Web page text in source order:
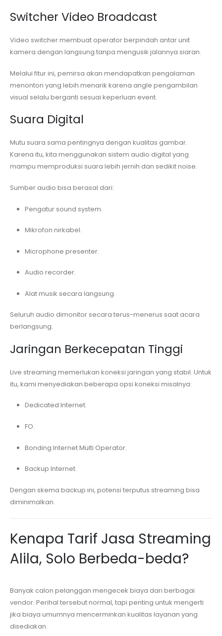
Switcher Video Broadcast
Video switcher membuat operator berpindah antar unit
kamera dengan langsung tanpa mengusik jalannya siaran.
Melalui fitur ini, pemirsa akan mendapatkan pengalaman
menonton yang lebih menarik karena angle pengambilan
visual selalu berganti sesuai keperluan event.
Suara Digital
Mutu suara sama pentingnya dengan kualitas gambar.
Karena itu, kita menggunakan sistem audio digital yang
mampu memproduksi suara lebih jernih dan sedikit noise.
Sumber audio bisa berasal dari:
Pengatur sound system.
Mikrofon nirkabel.
Microphone presenter.
Audio recorder.
Alat musik secara langsung.
Seluruh audio dimonitor secara terus-menerus saat acara
berlangsung.
Jaringan Berkecepatan Tinggi
Live streaming memerlukan koneksi jaringan yang stabil. Untuk
itu, kami menyediakan beberapa opsi koneksi misalnya:
Dedicated Internet.
FO.
Bonding Internet Multi Operator.
Backup Internet.
Dengan skema backup ini, potensi terputus streaming bisa
diminimalkan.
Kenapa Tarif Jasa Streaming
Alila, Solo Berbeda-beda?
Banyak calon pelanggan mengecek biaya dari berbagai
vendor. Perihal tersebut normal, tapi penting untuk mengerti
jika biaya umumnya mencerminkan kualitas layanan yang
disediakan.